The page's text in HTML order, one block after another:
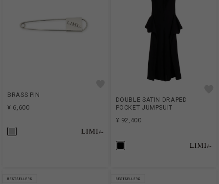
BRASS PIN
¥ 6,600
DOUBLE SATIN DRAPED
POCKET JUMPSUIT
¥ 92,400